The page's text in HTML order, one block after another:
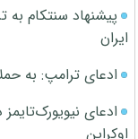
پیشنهاد سنتکام به
ایران
ادعای ترامپ: به
ادعای
اوکراین